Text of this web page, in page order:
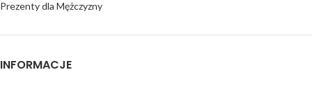
Prezenty dla Mężczyzny
INFORMACJE